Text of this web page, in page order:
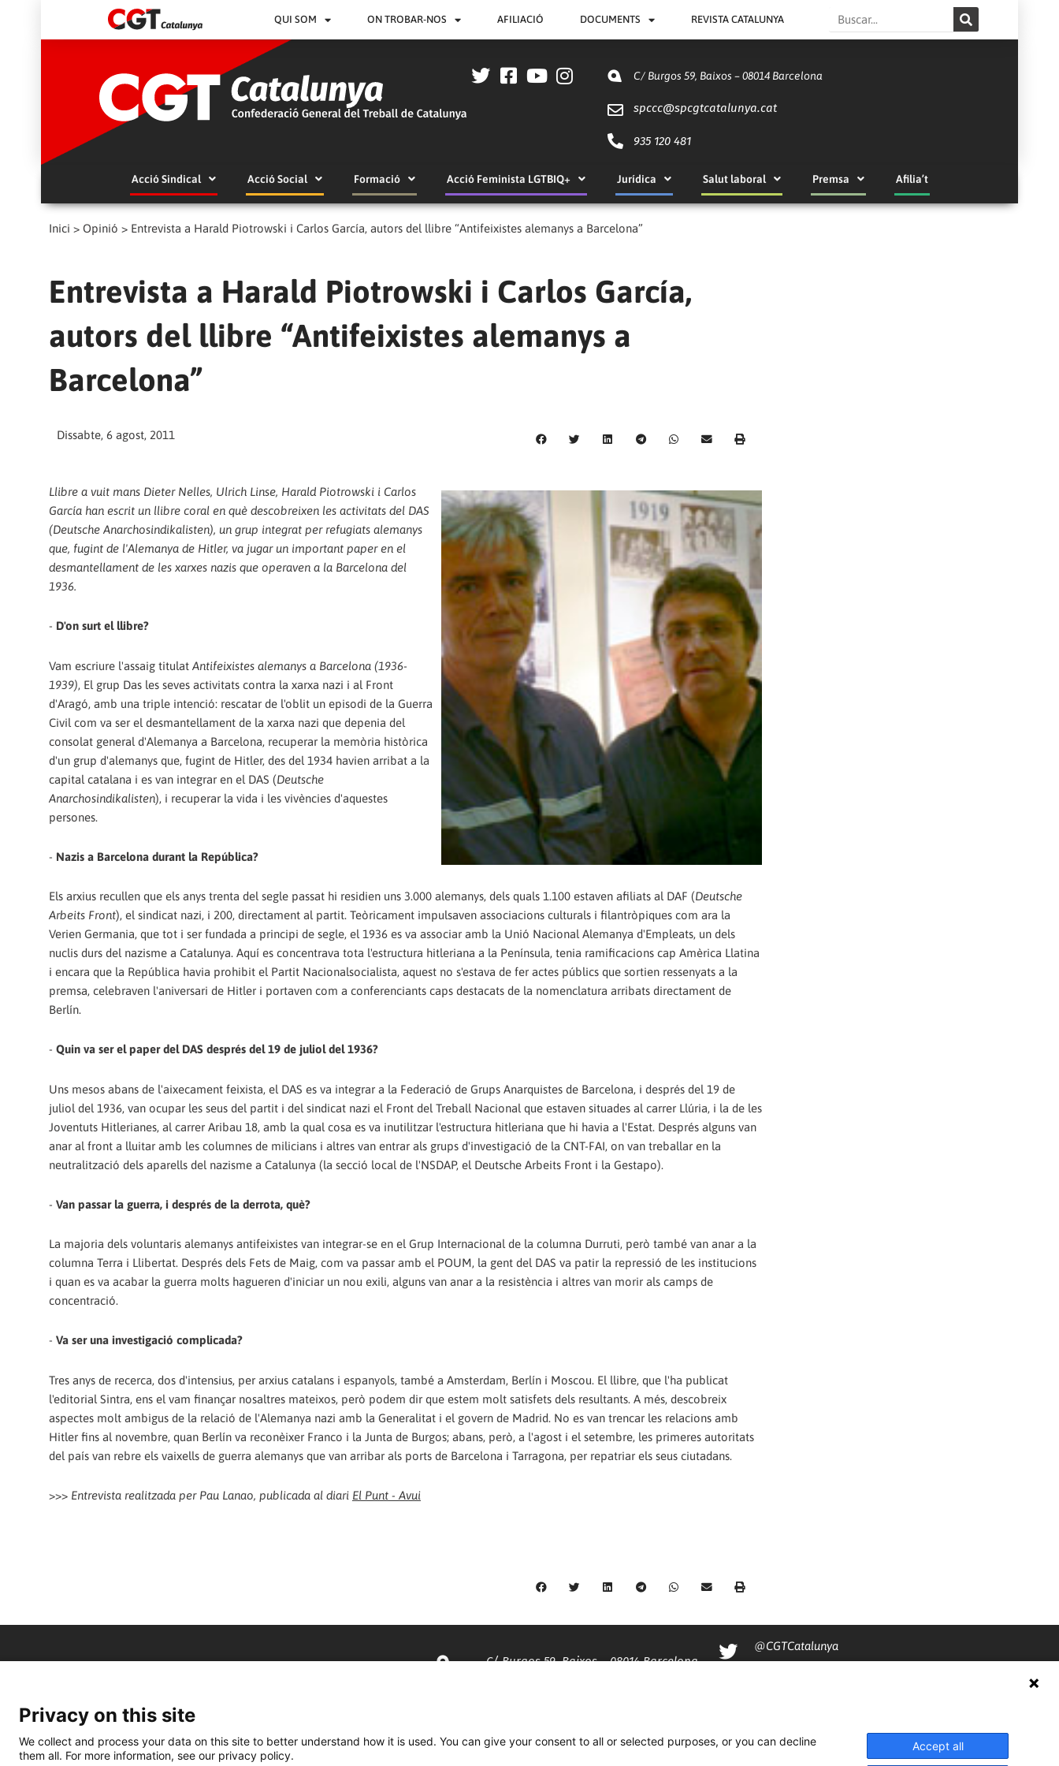
QUI SOM ON TROBAR-NOS AFILIACIÓ DOCUMENTS REVISTA CATALUNYA Search
C/ Burgos 59, Baixos – 08014 Barcelona
spccc@spcgtcatalunya.cat
935 120 481
Acció Sindical Acció Social Formació Acció Feminista LGTBIQ+ Jurídica Salut laboral Premsa Afilia’t
Inici > Opinió > Entrevista a Harald Piotrowski i Carlos García, autors del llibre “Antifeixistes alemanys a Barcelona”
Entrevista a Harald Piotrowski i Carlos García,
autors del llibre “Antifeixistes alemanys a
Barcelona”
Dissabte, 6 agost, 2011
Llibre a vuit mans Dieter Nelles, Ulrich Linse, Harald Piotrowski i Carlos
García han escrit un llibre coral en què descobreixen les activitats del DAS
(Deutsche Anarchosindikalisten), un grup integrat per refugiats alemanys
que, fugint de l'Alemanya de Hitler, va jugar un important paper en el
desmantellament de les xarxes nazis que operaven a la Barcelona del
1936.
- D'on surt el llibre?
Vam escriure l'assaig titulat Antifeixistes alemanys a Barcelona (1936-
1939), El grup Das les seves activitats contra la xarxa nazi i al Front
d'Aragó, amb una triple intenció: rescatar de l'oblit un episodi de la Guerra
Civil com va ser el desmantellament de la xarxa nazi que depenia del
consolat general d'Alemanya a Barcelona, recuperar la memòria històrica
d'un grup d'alemanys que, fugint de Hitler, des del 1934 havien arribat a la
capital catalana i es van integrar en el DAS (Deutsche
Anarchosindikalisten), i recuperar la vida i les vivències d'aquestes
persones.
- Nazis a Barcelona durant la República?
Els arxius recullen que els anys trenta del segle passat hi residien uns 3.000 alemanys, dels quals 1.100 estaven afiliats al DAF (Deutsche
Arbeits Front), el sindicat nazi, i 200, directament al partit. Teòricament impulsaven associacions culturals i filantròpiques com ara la
Verien Germania, que tot i ser fundada a principi de segle, el 1936 es va associar amb la Unió Nacional Alemanya d'Empleats, un dels
nuclis durs del nazisme a Catalunya. Aquí es concentrava tota l'estructura hitleriana a la Península, tenia ramificacions cap Amèrica Llatina
i encara que la República havia prohibit el Partit Nacionalsocialista, aquest no s'estava de fer actes públics que sortien ressenyats a la
premsa, celebraven l'aniversari de Hitler i portaven com a conferenciants caps destacats de la nomenclatura arribats directament de
Berlín.
- Quin va ser el paper del DAS després del 19 de juliol del 1936?
Uns mesos abans de l'aixecament feixista, el DAS es va integrar a la Federació de Grups Anarquistes de Barcelona, i després del 19 de
juliol del 1936, van ocupar les seus del partit i del sindicat nazi el Front del Treball Nacional que estaven situades al carrer Llúria, i la de les
Joventuts Hitlerianes, al carrer Aribau 18, amb la qual cosa es va inutilitzar l'estructura hitleriana que hi havia a l'Estat. Després alguns van
anar al front a lluitar amb les columnes de milicians i altres van entrar als grups d'investigació de la CNT-FAI, on van treballar en la
neutralització dels aparells del nazisme a Catalunya (la secció local de l'NSDAP, el Deutsche Arbeits Front i la Gestapo).
- Van passar la guerra, i després de la derrota, què?
La majoria dels voluntaris alemanys antifeixistes van integrar-se en el Grup Internacional de la columna Durruti, però també van anar a la
columna Terra i Llibertat. Després dels Fets de Maig, com va passar amb el POUM, la gent del DAS va patir la repressió de les institucions
i quan es va acabar la guerra molts hagueren d'iniciar un nou exili, alguns van anar a la resistència i altres van morir als camps de
concentració.
- Va ser una investigació complicada?
Tres anys de recerca, dos d'intensius, per arxius catalans i espanyols, també a Amsterdam, Berlín i Moscou. El llibre, que l'ha publicat
l'editorial Sintra, ens el vam finançar nosaltres mateixos, però podem dir que estem molt satisfets dels resultants. A més, descobreix
aspectes molt ambigus de la relació de l'Alemanya nazi amb la Generalitat i el govern de Madrid. No es van trencar les relacions amb
Hitler fins al novembre, quan Berlín va reconèixer Franco i la Junta de Burgos; abans, però, a l'agost i el setembre, les primeres autoritats
del país van rebre els vaixells de guerra alemanys que van arribar als ports de Barcelona i Tarragona, per repatriar els seus ciutadans.
>>> Entrevista realitzada per Pau Lanao, publicada al diari El Punt - Avui
C/ Burgos 59, Baixos – 08014 Barcelona
@CGTCatalunya
cgtcatalunya
Privacy on this site
We collect and process your data on this site to better understand how it is used. You can give your consent to all or selected purposes, or you can decline
them all. For more information, see our privacy policy.
Accept all